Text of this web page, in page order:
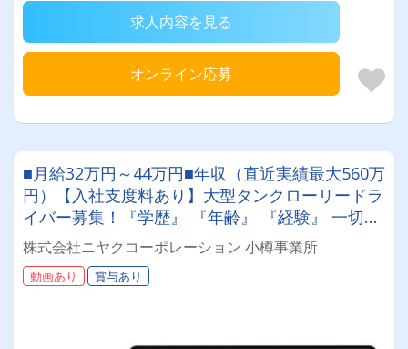
求人内容を見る
オンライン応募
■月給32万円～44万円■年収（直近実績最大560万
円）【入社支度料あり】大型タンクローリードラ
イバー募集！『学歴』 『年齢』 『経験』 一切不
問◎男女問わず活躍できる環境です。
株式会社ニヤクコーポレーション 小樽事業所
動画あり 賞与あり